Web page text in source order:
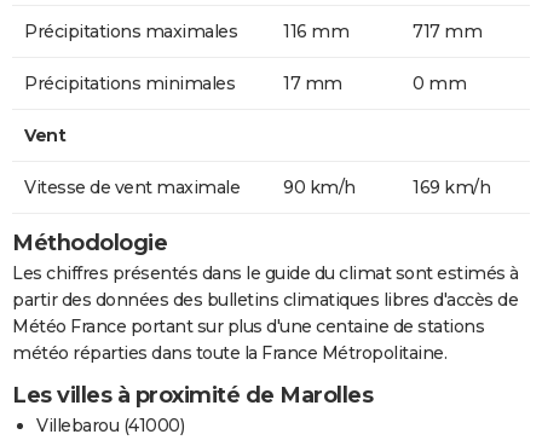
Précipitations maximales 116 mm 717 mm
Précipitations minimales 17 mm 0 mm
Vent
Vitesse de vent maximale 90 km/h 169 km/h
Méthodologie
Les chiffres présentés dans le guide du climat sont estimés à
partir des données des bulletins climatiques libres d'accès de
Météo France portant sur plus d'une centaine de stations
météo réparties dans toute la France Métropolitaine.
Les villes à proximité de Marolles
Villebarou (41000)